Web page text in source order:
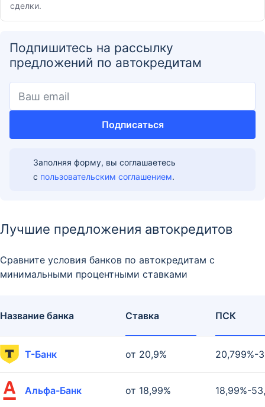
сделки.
Подпишитесь на рассылку
предложений по автокредитам
Подписаться
Заполняя форму, вы соглашаетесь
с пользовательским соглашением.
Лучшие предложения автокредитов
Сравните условия банков по автокредитам с
минимальными процентными ставками
Название банка Ставка ПСК
Т-Банк от 20,9% 20,799%-
Альфа-Банк от 18,99% 18,99%-